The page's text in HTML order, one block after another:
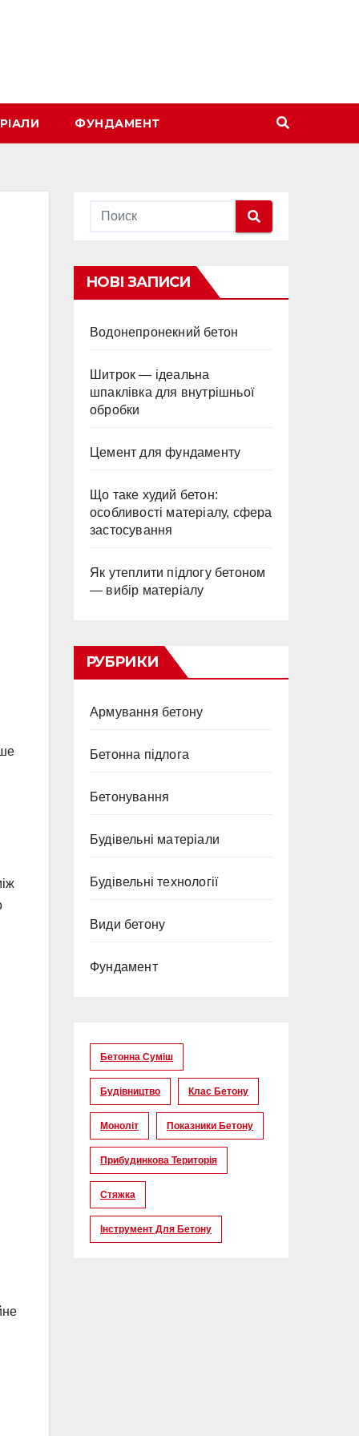
ФУНДАМЕНТ
НОВІ ЗАПИСИ
Водонепронекний бетон
Шитрок — ідеальна
шпаклівка для внутрішньої
обробки
Цемент для фундаменту
Що таке худий бетон:
особливості матеріалу, сфера
застосування
Як утеплити підлогу бетоном
— вибір матеріалу
РУБРИКИ
Армування бетону
Бетонна підлога
Бетонування
Будівельні матеріали
Будівельні технології
Види бетону
Фундамент
Бетонна Суміш
Будівництво Клас Бетону
Моноліт Показники Бетону
Прибудинкова Територія
Стяжка
Інструмент Для Бетону